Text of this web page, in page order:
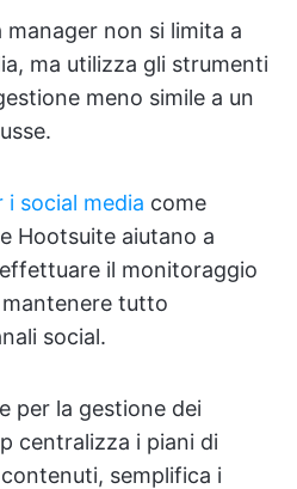
non si limita a
ma utilizza gli strumenti
meno simile a un
i social media come
Hootsuite aiutano a
il monitoraggio
tutto
social.
per la gestione dei
centralizza i piani di
semplifica i